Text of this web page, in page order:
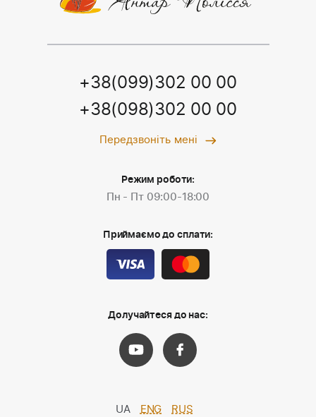
+38(099)302 00 00
+38(098)302 00 00
Передзвоніть мені
Режим роботи:
Пн - Пт 09:00-18:00
Приймаємо до сплати:
Долучайтеся до нас:
UA ENG RUS